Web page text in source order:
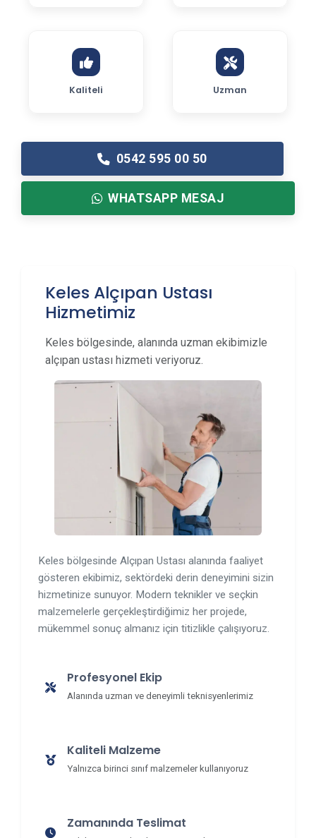
Kaliteli Uzman
0542 595 00 50
WHATSAPP MESAJ
Keles Alçıpan Ustası
Hizmetimiz
Keles bölgesinde, alanında uzman ekibimizle
alçıpan ustası hizmeti veriyoruz.
Keles bölgesinde Alçıpan Ustası alanında faaliyet
gösteren ekibimiz, sektördeki derin deneyimini sizin
hizmetinize sunuyor. Modern teknikler ve seçkin
malzemelerle gerçekleştirdiğimiz her projede,
mükemmel sonuç almanız için titizlikle çalışıyoruz.
Profesyonel Ekip
Alanında uzman ve deneyimli teknisyenlerimiz
Kaliteli Malzeme
Yalnızca birinci sınıf malzemeler kullanıyoruz
Zamanında Teslimat